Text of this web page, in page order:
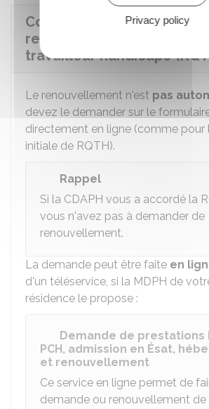
Comment renouveler la
reconnaissance de la
travailleur handicapé
Le renouvellement n'est pas
devez le demander sur le
directement en ligne (comme pour
initiale de RQTH).
Rappel
Si la CDAPH vous a accordé la
vous n'avez pas à demander de
renouvellement.
La demande peut être faite en
d'un téléservice, si la MDPH de
résidence le propose :
Demande de prestations
PCH, admission en Ésat,
et renouvellement
Ce service en ligne permet de
demande ou renouvellement
Privacy policy